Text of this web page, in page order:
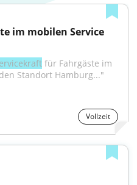
im mobilen Service
für Fahrgäste im
Standort Hamburg..."
Vollzeit